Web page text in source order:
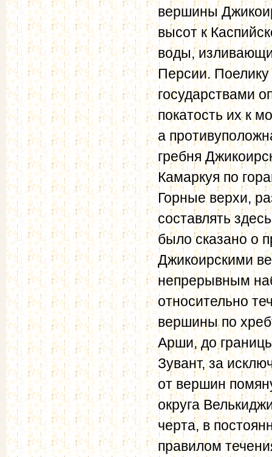
вершины
высот к
воды,
Персии.
государствами
покатость их к
а
гребня
Камаркуя по
Горные верхи,
составлять
было сказано о
Джикоирскими
непрерывным
относительно
вершины по
Арши, до
Зувант, за
от вершин
округа
черта, в
правилом